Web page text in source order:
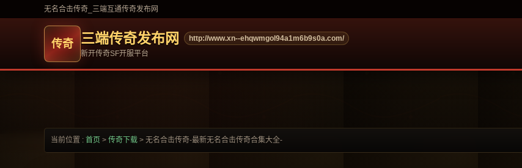
无名合击传奇_三端互通传奇发布网
三端传奇发布网
http://www.xn--ehqwmgol94a1m6b9s0a.com/
新开传奇SF开服平台
当前位置 : 首页 > 传奇下载 > 无名合击传奇-最新无名合击传奇合集大全-